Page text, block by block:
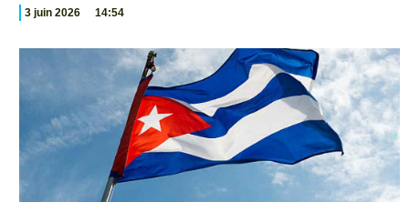
3 juin 2026 14:54